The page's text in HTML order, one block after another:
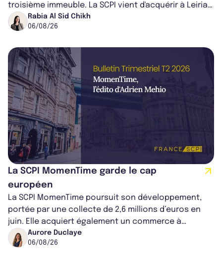
troisième immeuble. La SCPI vient d'acquérir à Leiria,
dans le centre du pays, un établis...
Rabia Al Sid Chikh
06/08/26
La SCPI MomenTime garde le cap
européen
La SCPI MomenTime poursuit son développement,
portée par une collecte de 2,6 millions d’euros en
juin. Elle acquiert également un commerce à
Worcester, place une plateforme logisti...
Aurore Duclaye
06/08/26